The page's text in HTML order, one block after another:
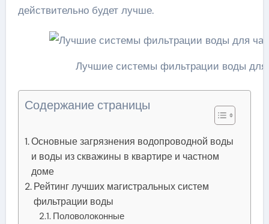
действительно будет лучше.
Лучшие системы фильтрации воды для
Содержание страницы
Основные загрязнения водопроводной воды
и воды из скважины в квартире и частном
доме
Рейтинг лучших магистральных систем
фильтрации воды
Половолоконные